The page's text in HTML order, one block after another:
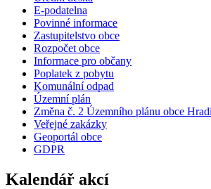
E-podatelna
Povinné informace
Zastupitelstvo obce
Rozpočet obce
Informace pro občany
Poplatek z pobytu
Komunální odpad
Územní plán
Změna č. 2 Územního plánu obce
Veřejné zakázky
Geoportál obce
GDPR
Kalendář akcí